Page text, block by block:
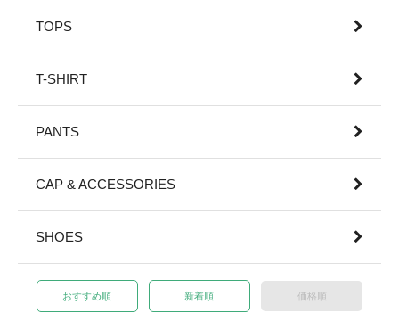
TOPS
T-SHIRT
PANTS
CAP & ACCESSORIES
SHOES
おすすめ順 新着順 価格順